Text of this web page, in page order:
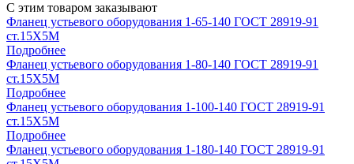
С этим товаром заказывают
Фланец устьевого оборудования 1-65-140 ГОСТ 28919-91
ст.15Х5М
Подробнее
Фланец устьевого оборудования 1-80-140 ГОСТ 28919-91
ст.15Х5М
Подробнее
Фланец устьевого оборудования 1-100-140 ГОСТ 28919-91
ст.15Х5М
Подробнее
Фланец устьевого оборудования 1-180-140 ГОСТ 28919-91